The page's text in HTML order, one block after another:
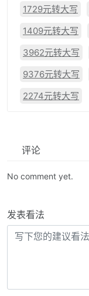
1729元转大写
1409元转大写
3962元转大写
9376元转大写
2274元转大写
评论
No comment yet.
发表看法